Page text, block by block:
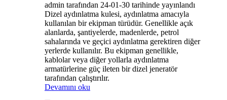
admin tarafından 24-01-30 tarihinde yayınlandı
Dizel aydınlatma kulesi, aydınlatma amacıyla
kullanılan bir ekipman türüdür. Genellikle açık
alanlarda, şantiyelerde, madenlerde, petrol
sahalarında ve geçici aydınlatma gerektiren diğer
yerlerde kullanılır. Bu ekipman genellikle,
kablolar veya diğer yollarla aydınlatma
armatürlerine güç ileten bir dizel jeneratör
tarafından çalıştırılır.
Devamını oku